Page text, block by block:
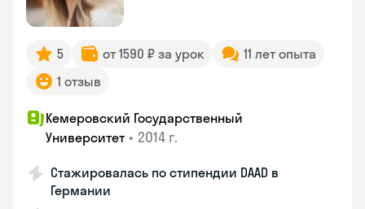
5 от 1590 ₽ за урок
11 лет опыта
1 отзыв
Кемеровский Государственный
Университет • 2014 г.
Стажировалась по стипендии DAAD в
Германии